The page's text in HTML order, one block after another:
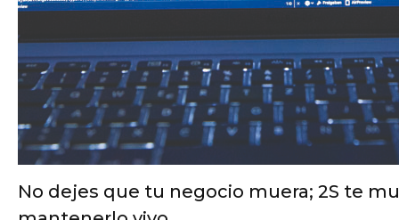
No dejes que tu negocio muera; 2S te